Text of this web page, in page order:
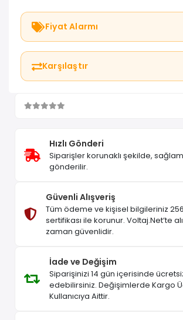
Fiyat Alarmı
Karşılaştır
Hızlı Gönderi
Siparişler korunaklı şekilde,
gönderilir.
Güvenli Alışveriş
Tüm ödeme ve kişisel bilgileriniz 256
sertifikası ile korunur. Voltaj.Net’te
zaman güvenlidir.
İade ve Değişim
Siparişinizi 14 gün içerisinde
edebilirsiniz. Değişimlerde Kargo
Kullanıcıya Aittir.